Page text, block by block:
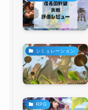
シミュレーション
RPG